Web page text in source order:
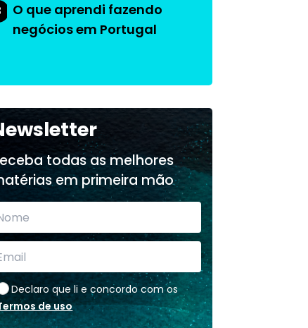
O que aprendi fazendo
negócios em Portugal
todas as melhores
em primeira mão
Declaro que li e concordo com os
de uso